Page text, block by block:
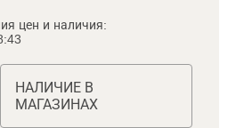
цен и наличия:
НАЛИЧИЕ В
МАГАЗИНАХ